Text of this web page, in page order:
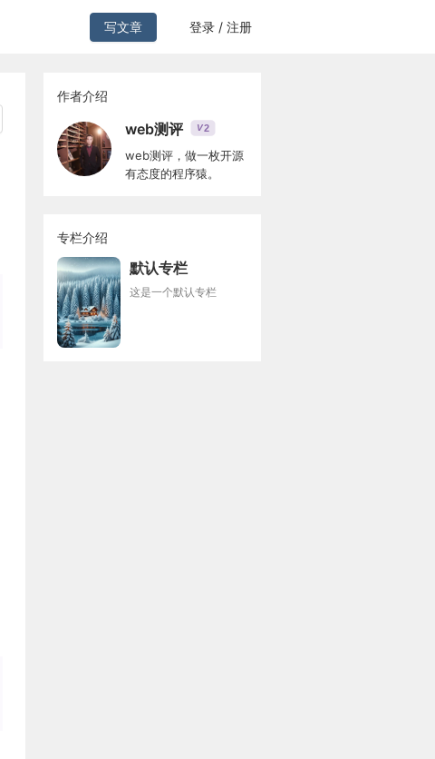
写文章 登录 / 注册
作者介绍
web测评 V2
web测评，做一枚开源
有态度的程序猿。
专栏介绍
默认专栏
这是一个默认专栏